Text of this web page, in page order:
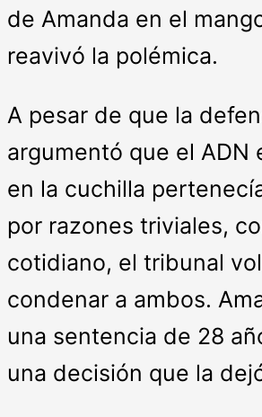
de Amanda en el
reavivó la polémica.
A pesar de que la
argumentó que el ADN
en la cuchilla
por razones triviales,
cotidiano, el tribunal
condenar a ambos.
una sentencia de 28
una decisión que la